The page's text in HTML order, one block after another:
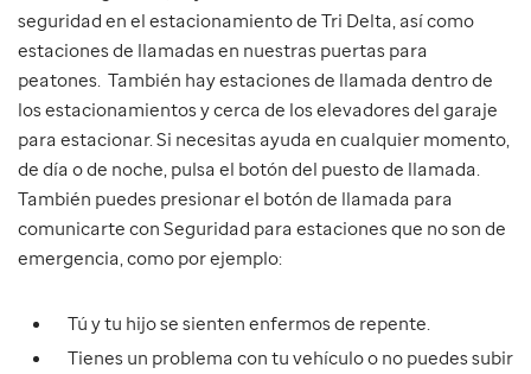
seguridad en el estacionamiento de Tri Delta, así como
estaciones de llamadas en nuestras puertas para
peatones. También hay estaciones de llamada dentro de
los estacionamientos y cerca de los elevadores del garaje
para estacionar. Si necesitas ayuda en cualquier momento,
de día o de noche, pulsa el botón del puesto de llamada.
También puedes presionar el botón de llamada para
comunicarte con Seguridad para estaciones que no son de
emergencia, como por ejemplo:
Tú y tu hijo se sienten enfermos de repente.
Tienes un problema con tu vehículo o no puedes subir